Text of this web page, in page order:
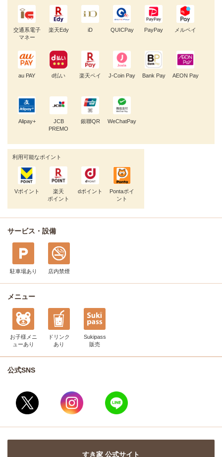
交通系電子
マネー
楽天Edy iD QUICPay PayPay メルペイ
au PAY d払い 楽天ペイ J-Coin Pay Bank Pay AEON Pay
Alipay+
JCB
PREMO
銀聯QR WeChatPay
利用可能なポイント
Vポイント
楽天
ポイント
dポイント
Pontaポイ
ント
サービス・設備
駐車場あり 店内禁煙
メニュー
お子様メニ
ューあり
ドリンク
あり
Sukipass
販売
公式SNS
すき家 公式サイト